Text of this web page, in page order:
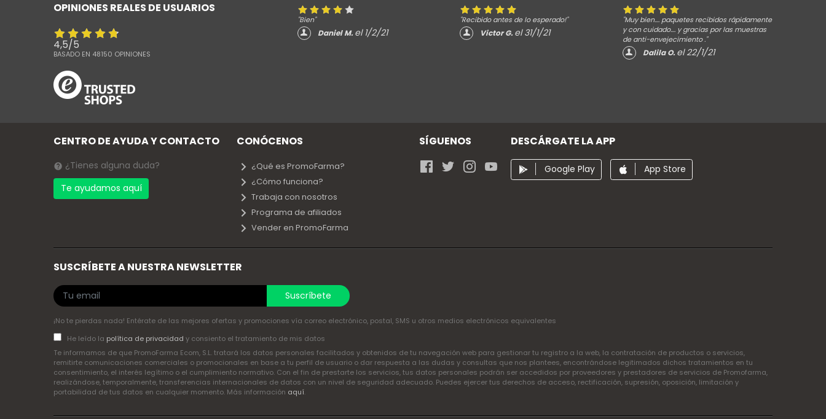
OPINIONES REALES DE USUARIOS
4,5/5
BASADO EN 48150 OPINIONES
"Bien"
Daniel M. el 1/2/21
"Recibido antes de lo esperado!"
Victor G. el 31/1/21
"Muy bien.... paquetes recibidos rápidamente
y con cuidado.... y gracias por las muestras
de anti-envejecimiento ."
Dalila O. el 22/1/21
CENTRO DE AYUDA Y CONTACTO
¿Tienes alguna duda?
Te ayudamos aquí
CONÓCENOS
¿Qué es PromoFarma?
¿Cómo funciona?
Trabaja con nosotros
Programa de afiliados
Vender en PromoFarma
SÍGUENOS DESCÁRGATE LA APP
Google Play App Store
SUSCRÍBETE A NUESTRA NEWSLETTER
Suscríbete
¡No te pierdas nada! Entérate de las mejores ofertas y promociones vía correo electrónico, postal, SMS u otros medios electrónicos equivalentes
He leído la política de privacidad y consiento el tratamiento de mis datos
Te informamos de que PromoFarma Ecom, S.L. tratará los datos personales facilitados y obtenidos de tu navegación web para gestionar tu registro a la web, la contratación de productos o servicios,
remitirte comunicaciones comerciales o promocionales en base a tu perfil de usuario o dar respuesta a las dudas y consultas que nos plantees, encontrándose legitimados dichos tratamientos en tu
consentimiento, el interés legítimo o el cumplimiento normativo. Con el fin de prestarte los servicios, tus datos personales podrán ser accedidos por proveedores y prestadores de servicios de Promofarma,
realizándose, temporalmente, transferencias internacionales de datos con un nivel de seguridad adecuado. Puedes ejercer tus derechos de acceso, rectificación, supresión, oposición, limitación y
portabilidad de tus datos en cualquier momento. Más información aquí.